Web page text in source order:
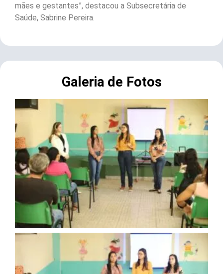
mães e gestantes”, destacou a Subsecretária de
Saúde, Sabrine Pereira.
Galeria de Fotos